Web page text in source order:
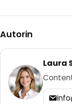
Autorin
Laura